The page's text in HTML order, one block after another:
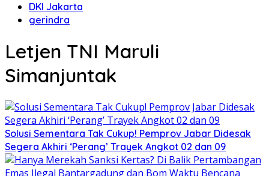
DKI Jakarta
gerindra
Letjen TNI Maruli
Simanjuntak
Solusi Sementara Tak Cukup! Pemprov Jabar Didesak
Segera Akhiri ‘Perang’ Trayek Angkot 02 dan 09